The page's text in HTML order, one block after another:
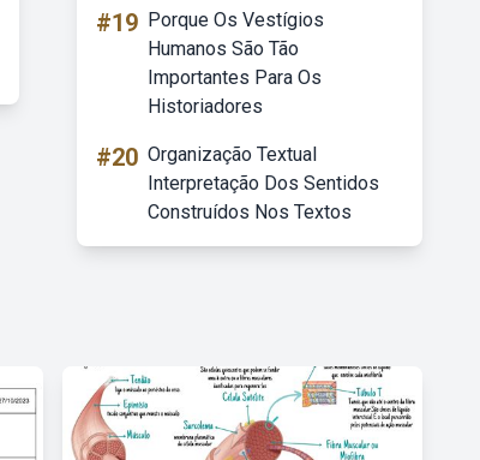
#19 Porque Os Vestígios
Humanos São Tão
Importantes Para Os
Historiadores
#20 Organização Textual
Interpretação Dos Sentidos
Construídos Nos Textos